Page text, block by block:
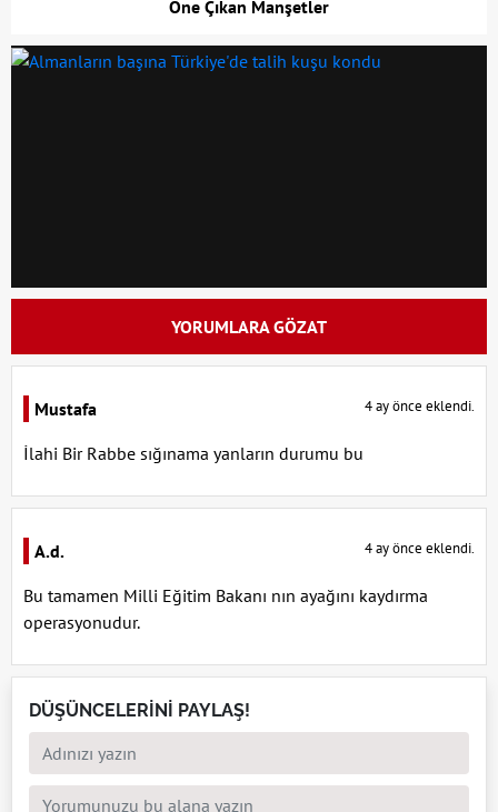
Öne Çıkan Manşetler
YORUMLARA GÖZAT
Mustafa 4 ay önce eklendi.
İlahi Bir Rabbe sığınama yanların durumu bu
A.d. 4 ay önce eklendi.
Bu tamamen Milli Eğitim Bakanı nın ayağını kaydırma
operasyonudur.
DÜŞÜNCELERİNİ PAYLAŞ!